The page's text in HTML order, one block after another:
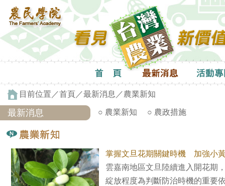
目前位置／首頁 ／最新消息 ／農業新知
最新消息 ○ 農業新知 ○ 農政措施
掌握文旦花期關鍵時機 加強小
雲嘉南地區文旦陸續進入開花期
綻放程度為判斷防治時機的重要